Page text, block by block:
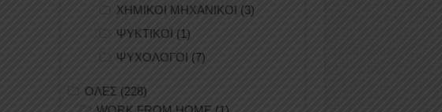
ΧΗΜΙΚΟΙ ΜΗΧΑΝΙΚΟΙ (3)
ΨΥΚΤΙΚΟΙ (1)
ΨΥΧΟΛΟΓΟΙ (7)
ΟΛΕΣ (228)